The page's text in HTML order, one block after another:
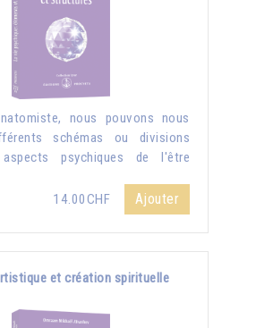
nous pouvons nous
schémas ou divisions
psychiques de l'être
14.00CHF
Ajouter
et création spirituelle